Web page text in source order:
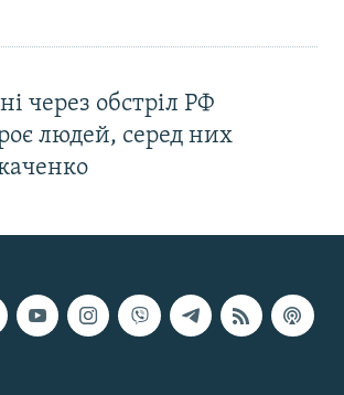
через обстріл РФ
людей, серед них